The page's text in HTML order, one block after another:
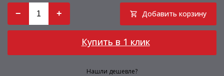
− + Добавить корзину
Купить в 1 клик
Нашли дешевле?